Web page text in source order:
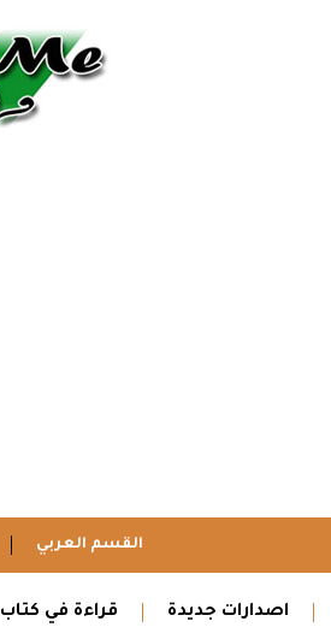
القسم العربي
اصدارات جديدة قراءة في كتاب